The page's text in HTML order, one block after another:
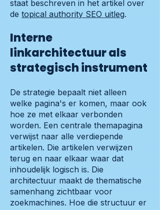
staat beschreven in het artikel over
de topical authority SEO uitleg.
Interne
linkarchitectuur als
strategisch instrument
De strategie bepaalt niet alleen
welke pagina's er komen, maar ook
hoe ze met elkaar verbonden
worden. Een centrale themapagina
verwijst naar alle verdiepende
artikelen. Die artikelen verwijzen
terug en naar elkaar waar dat
inhoudelijk logisch is. Die
architectuur maakt de thematische
samenhang zichtbaar voor
zoekmachines. Hoe die structuur er